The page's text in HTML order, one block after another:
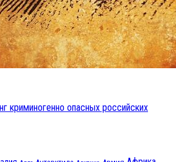
криминогенно опасных российских